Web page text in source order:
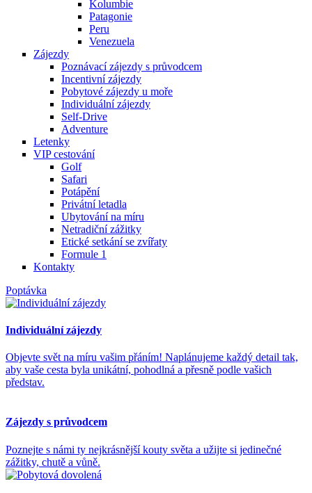
Kolumbie
Patagonie
Peru
Venezuela
Zájezdy
Poznávací zájezdy s průvodcem
Incentivní zájezdy
Pobytové zájezdy u moře
Individuální zájezdy
Self-Drive
Adventure
Letenky
VIP cestování
Golf
Safari
Potápění
Privátní letadla
Ubytování na míru
Netradiční zážitky
Etické setkání se zvířaty
Formule 1
Kontakty
Poptávka
Individuální zájezdy
Objevte svět na míru vašim přáním! Naplánujeme každý detail tak,
aby vaše cesta byla unikátní, pohodlná a přesně podle vašich
představ.
Zájezdy s průvodcem
Poznejte s námi ty nejkrásnější kouty světa a užijte si jedinečné
zážitky, chutě a vůně.